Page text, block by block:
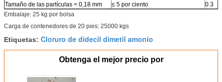
Tamaño de las partículas < 0,18 mm
≤ 5 por ciento
0.3
Embalaje: 25 kg por bolsa
Carga de contenedores de 20 pies: 25000 kgs
Etiquetas: Cloruro de didecil dimetil amonio
Obtenga el mejor precio por